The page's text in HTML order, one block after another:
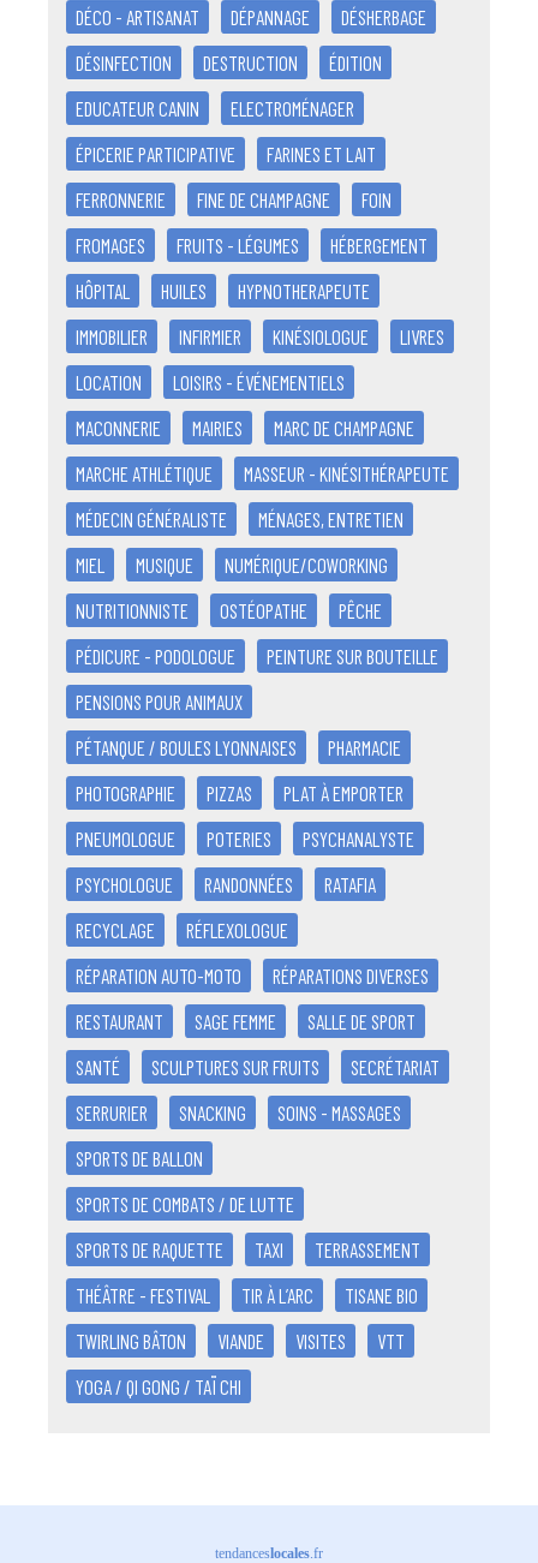
DÉCO - ARTISANAT
DÉPANNAGE
DÉSHERBAGE
DÉSINFECTION
DESTRUCTION
ÉDITION
EDUCATEUR CANIN
ELECTROMÉNAGER
ÉPICERIE PARTICIPATIVE
FARINES ET LAIT
FERRONNERIE
FINE DE CHAMPAGNE
FOIN
FROMAGES
FRUITS - LÉGUMES
HÉBERGEMENT
HÔPITAL
HUILES
HYPNOTHERAPEUTE
IMMOBILIER
INFIRMIER KINÉSIOLOGUE
LIVRES
LOCATION
LOISIRS - ÉVÉNEMENTIELS
MACONNERIE
MAIRIES
MARC DE CHAMPAGNE
MARCHE ATHLÉTIQUE
MASSEUR - KINÉSITHÉRAPEUTE
MÉDECIN GÉNÉRALISTE
MÉNAGES, ENTRETIEN
MIEL
MUSIQUE
NUMÉRIQUE/COWORKING
NUTRITIONNISTE
OSTÉOPATHE
PÊCHE
PÉDICURE - PODOLOGUE
PEINTURE SUR BOUTEILLE
PENSIONS POUR ANIMAUX
PÉTANQUE / BOULES LYONNAISES
PHARMACIE
PHOTOGRAPHIE
PIZZAS
PLAT À EMPORTER
PNEUMOLOGUE
POTERIES
PSYCHANALYSTE
PSYCHOLOGUE
RANDONNÉES
RATAFIA
RECYCLAGE
RÉFLEXOLOGUE
RÉPARATION AUTO-MOTO
RÉPARATIONS DIVERSES
RESTAURANT
SAGE FEMME
SALLE DE SPORT
SANTÉ
SCULPTURES SUR FRUITS
SECRÉTARIAT
SERRURIER
SNACKING
SOINS - MASSAGES
SPORTS DE BALLON
SPORTS DE COMBATS / DE LUTTE
SPORTS DE RAQUETTE
TAXI
TERRASSEMENT
THÉÂTRE - FESTIVAL
TIR À L’ARC
TISANE BIO
TWIRLING BÂTON
VIANDE VISITES
VTT
YOGA / QI GONG / TAÏ CHI
tendanceslocales.fr